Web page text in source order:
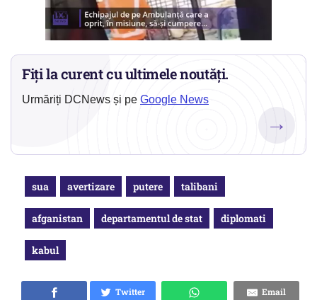
Fiți la curent cu ultimele noutăți.
Urmăriți DCNews și pe Google News
→
sua avertizare putere talibani
afganistan departamentul de stat diplomati
kabul
Twitter
Email